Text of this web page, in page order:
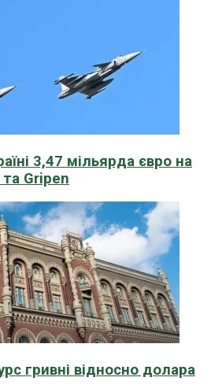
3,47 мільярда євро на
Gripen
гривні відносно долара